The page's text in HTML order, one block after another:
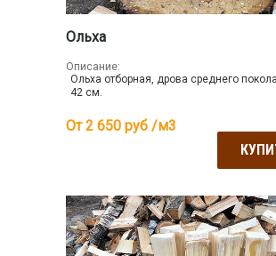
Ольха
Описание:
Ольха отборная, дрова среднего
42 см.
От 2 650 руб /м3